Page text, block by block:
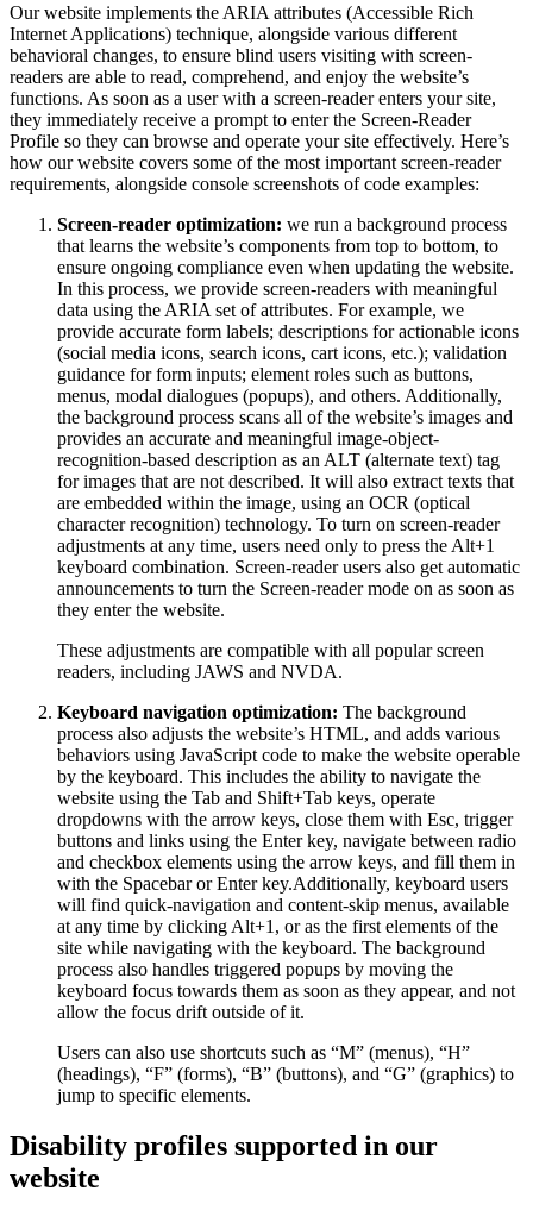
Our website implements the ARIA attributes (Accessible Rich
Internet Applications) technique, alongside various different
behavioral changes, to ensure blind users visiting with screen-
readers are able to read, comprehend, and enjoy the website’s
functions. As soon as a user with a screen-reader enters your site,
they immediately receive a prompt to enter the Screen-Reader
Profile so they can browse and operate your site effectively. Here’s
how our website covers some of the most important screen-reader
requirements, alongside console screenshots of code examples:
Screen-reader optimization: we run a background process
that learns the website’s components from top to bottom, to
ensure ongoing compliance even when updating the website.
In this process, we provide screen-readers with meaningful
data using the ARIA set of attributes. For example, we
provide accurate form labels; descriptions for actionable icons
(social media icons, search icons, cart icons, etc.); validation
guidance for form inputs; element roles such as buttons,
menus, modal dialogues (popups), and others. Additionally,
the background process scans all of the website’s images and
provides an accurate and meaningful image-object-
recognition-based description as an ALT (alternate text) tag
for images that are not described. It will also extract texts that
are embedded within the image, using an OCR (optical
character recognition) technology. To turn on screen-reader
adjustments at any time, users need only to press the Alt+1
keyboard combination. Screen-reader users also get automatic
announcements to turn the Screen-reader mode on as soon as
they enter the website.
These adjustments are compatible with all popular screen
readers, including JAWS and NVDA.
Keyboard navigation optimization: The background
process also adjusts the website’s HTML, and adds various
behaviors using JavaScript code to make the website operable
by the keyboard. This includes the ability to navigate the
website using the Tab and Shift+Tab keys, operate
dropdowns with the arrow keys, close them with Esc, trigger
buttons and links using the Enter key, navigate between radio
and checkbox elements using the arrow keys, and fill them in
with the Spacebar or Enter key.Additionally, keyboard users
will find quick-navigation and content-skip menus, available
at any time by clicking Alt+1, or as the first elements of the
site while navigating with the keyboard. The background
process also handles triggered popups by moving the
keyboard focus towards them as soon as they appear, and not
allow the focus drift outside of it.
Users can also use shortcuts such as “M” (menus), “H”
(headings), “F” (forms), “B” (buttons), and “G” (graphics) to
jump to specific elements.
Disability profiles supported in our
website